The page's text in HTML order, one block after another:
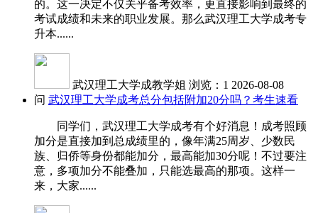
的。这一决定不仅关乎备考效率，更直接影响到最终的
考试成绩和未来的职业发展。那么武汉理工大学成考专
升本......
武汉理工大学成教学姐 浏览：1 2026-08-08
问 武汉理工大学成考总分包括附加20分吗？考生速看
同学们，武汉理工大学成考有个好消息！成考照顾
加分是直接加到总成绩里的，像年满25周岁、少数民
族、归侨等身份都能加分，最高能加30分呢！不过要注
意，多项加分不能叠加，只能选最高的那项。这样一
来，大家......